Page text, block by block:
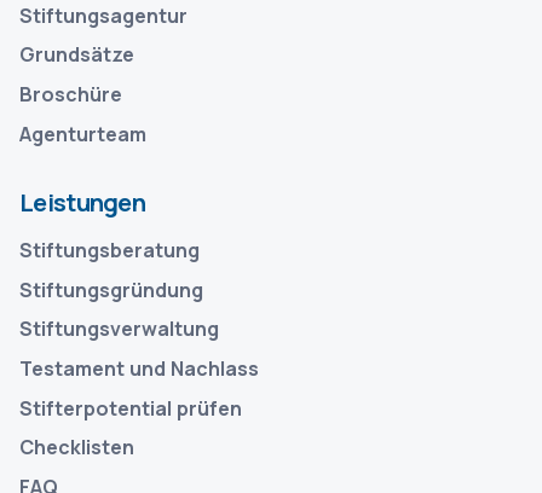
Stiftungsagentur
Grundsätze
Broschüre
Agenturteam
Leistungen
Stiftungsberatung
Stiftungsgründung
Stiftungsverwaltung
Testament und Nachlass
Stifterpotential prüfen
Checklisten
FAQ